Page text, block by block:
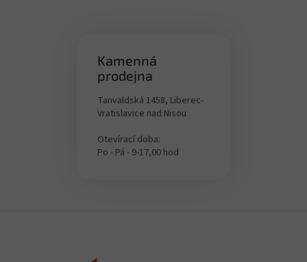
Kamenná
prodejna
Tanvaldská 1458, Liberec-
Vratislavice nad Nisou
Otevírací doba:
Po - Pá - 9-17,00 hod